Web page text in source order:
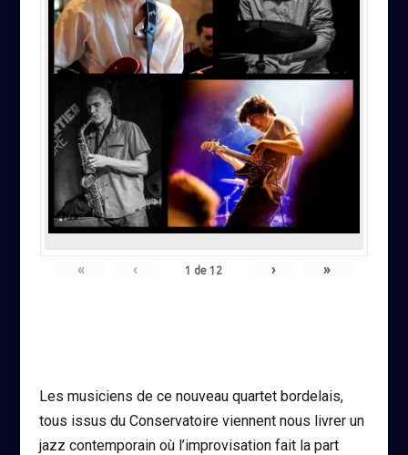
« ‹ 1 de12 › »
Les musiciens de ce nouveau quartet bordelais,
tous issus du Conservatoire viennent nous livrer un
jazz contemporain où l’improvisation fait la part